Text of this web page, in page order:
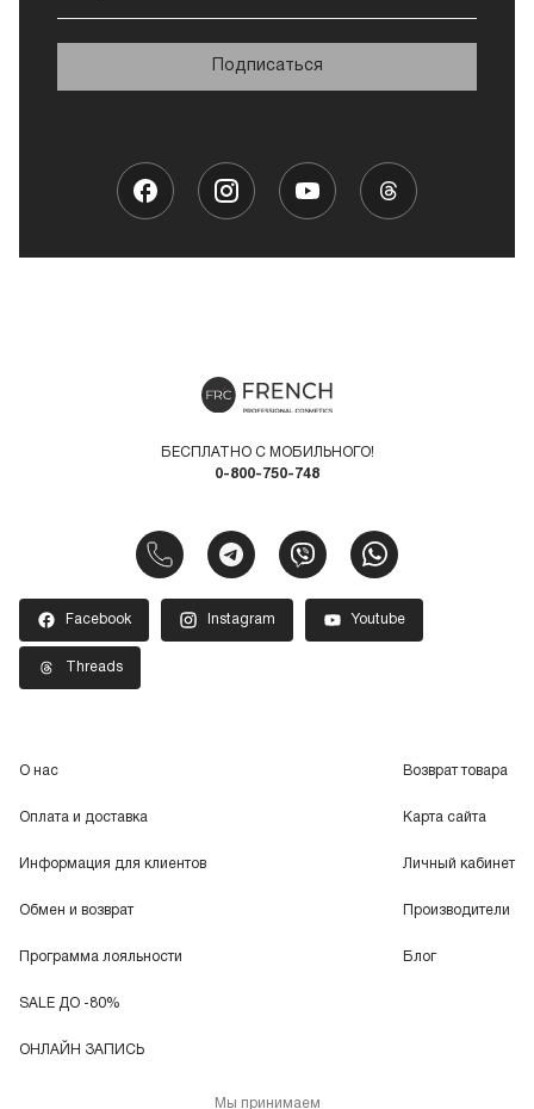
Подписаться
БЕСПЛАТНО С МОБИЛЬНОГО!
0-800-750-748
Facebook Instagram Youtube
Threads
О нас
Оплата и доставка
Информация для клиентов
Обмен и возврат
Программа лояльности
SALE ДО -80%
ОНЛАЙН ЗАПИСЬ
Возврат товара
Карта сайта
Личный кабинет
Производители
Блог
Мы принимаем